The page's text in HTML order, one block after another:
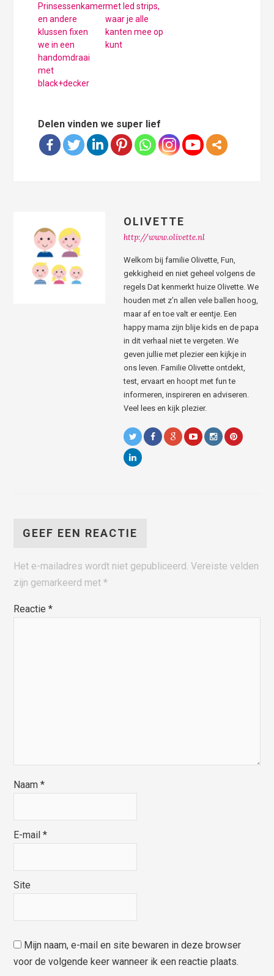
Prinsessenkamer
en andere
klussen fixen
we in een
handomdraai
met
black+decker
met led strips,
waar je alle
kanten mee op
kunt
Delen vinden we super lief
OLIVETTE
http://www.olivette.nl
Welkom bij familie Olivette, Fun,
gekkigheid en niet geheel volgens de
regels Dat kenmerkt huize Olivette. We
houden met z’n allen vele ballen hoog,
maar af en toe valt er eentje. Een
happy mama zijn blije kids en de papa
in dit verhaal niet te vergeten. We
geven jullie met plezier een kijkje in
ons leven. Familie Olivette ontdekt,
test, ervaart en hoopt met fun te
informeren, inspireren en adviseren.
Veel lees en kijk plezier.
GEEF EEN REACTIE
Het e-mailadres wordt niet gepubliceerd. Vereiste velden
zijn gemarkeerd met*
Reactie*
Naam*
E-mail*
Site
Mijn naam, e-mail en site bewaren in deze browser
voor de volgende keer wanneer ik een reactie plaats.